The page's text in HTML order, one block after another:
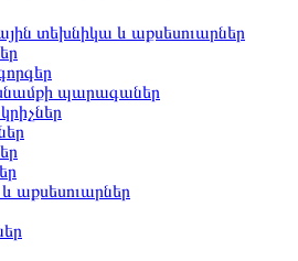
տեխնիկա և աքսեսուարներ
պարագաներ
աքսեսուարներ